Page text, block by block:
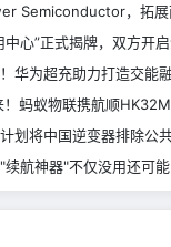
，拓展面向AI时代的新一代高
”正式揭牌，双方开启深度
为超充助力打造交能融合发
物联携航顺HK32MCU开启BMS
划将中国逆变器排除公
航神器"不仅没用还可